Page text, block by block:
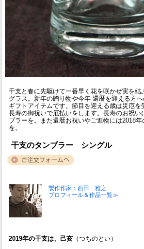
干支と春に先駆けて一番早く花を咲かせ実を結
グラス。新年の贈り物や今年 還暦を迎える方
ギフトアイテムです。節目を迎える歳は災厄を
長寿の御祝いで厄払いをします。長寿のお祝い
ブラーを。また還暦お祝いやご進物には2018年
を。
干支のタンブラー シングル
製作作家：西田 雅之
プロフィール＆作品一覧≫
2019年の干支は、己亥 （つちのとい）